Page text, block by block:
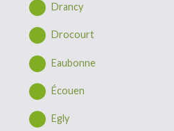
Drancy
Drocourt
Eaubonne
Écouen
Egly